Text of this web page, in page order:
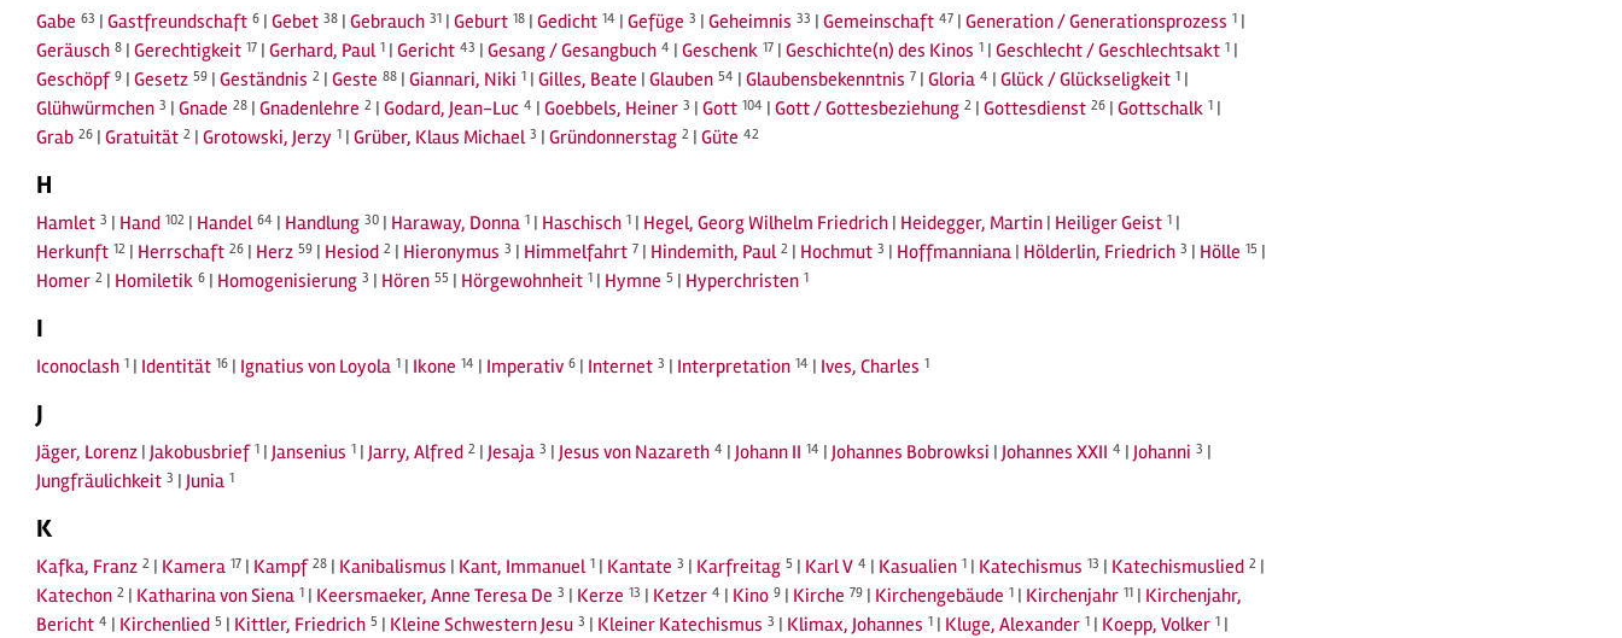
Gabe 63 | Gastfreundschaft 6 | Gebet 38 | Gebrauch 31 | Geburt 18 | Gedicht 14 | Gefüge 3 | Geheimnis 33 | Gemeinschaft 47 | Generation / Generationsprozess 1 |
Geräusch 8 | Gerechtigkeit 17 | Gerhard, Paul 1 | Gericht 43 | Gesang / Gesangbuch 4 | Geschenk 17 | Geschichte(n) des Kinos 1 | Geschlecht / Geschlechtsakt 1 |
Geschöpf 9 | Gesetz 59 | Geständnis 2 | Geste 88 | Giannari, Niki 1 | Gilles, Beate | Glauben 54 | Glaubensbekenntnis 7 | Gloria 4 | Glück / Glückseligkeit 1 |
Glühwürmchen 3 | Gnade 28 | Gnadenlehre 2 | Godard, Jean-Luc 4 | Goebbels, Heiner 3 | Gott 104 | Gott / Gottesbeziehung 2 | Gottesdienst 26 | Gottschalk 1 |
Grab 26 | Gratuität 2 | Grotowski, Jerzy 1 | Grüber, Klaus Michael 3 | Gründonnerstag 2 | Güte 42
H
Hamlet 3 | Hand 102 | Handel 64 | Handlung 30 | Haraway, Donna 1 | Haschisch 1 | Hegel, Georg Wilhelm Friedrich | Heidegger, Martin | Heiliger Geist 1 |
Herkunft 12 | Herrschaft 26 | Herz 59 | Hesiod 2 | Hieronymus 3 | Himmelfahrt 7 | Hindemith, Paul 2 | Hochmut 3 | Hoffmanniana | Hölderlin, Friedrich 3 | Hölle 15 |
Homer 2 | Homiletik 6 | Homogenisierung 3 | Hören 55 | Hörgewohnheit 1 | Hymne 5 | Hyperchristen 1
I
Iconoclash 1 | Identität 16 | Ignatius von Loyola 1 | Ikone 14 | Imperativ 6 | Internet 3 | Interpretation 14 | Ives, Charles 1
J
Jäger, Lorenz | Jakobusbrief 1 | Jansenius 1 | Jarry, Alfred 2 | Jesaja 3 | Jesus von Nazareth 4 | Johann II 14 | Johannes Bobrowksi | Johannes XXII 4 | Johanni 3 |
Jungfräulichkeit 3 | Junia 1
K
Kafka, Franz 2 | Kamera 17 | Kampf 28 | Kanibalismus | Kant, Immanuel 1 | Kantate 3 | Karfreitag 5 | Karl V 4 | Kasualien 1 | Katechismus 13 | Katechismuslied 2 |
Katechon 2 | Katharina von Siena 1 | Keersmaeker, Anne Teresa De 3 | Kerze 13 | Ketzer 4 | Kino 9 | Kirche 79 | Kirchengebäude 1 | Kirchenjahr 11 | Kirchenjahr,
Bericht 4 | Kirchenlied 5 | Kittler, Friedrich 5 | Kleine Schwestern Jesu 3 | Kleiner Katechismus 3 | Klimax, Johannes 1 | Kluge, Alexander 1 | Koepp, Volker 1 |